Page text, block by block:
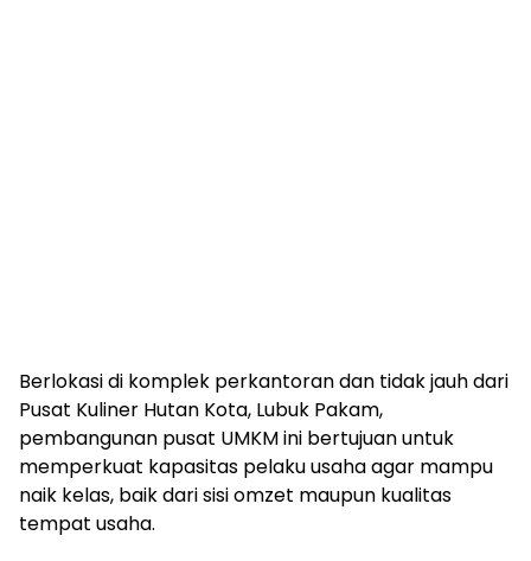
Berlokasi di komplek perkantoran dan tidak jauh dari
Pusat Kuliner Hutan Kota, Lubuk Pakam,
pembangunan pusat UMKM ini bertujuan untuk
memperkuat kapasitas pelaku usaha agar mampu
naik kelas, baik dari sisi omzet maupun kualitas
tempat usaha.